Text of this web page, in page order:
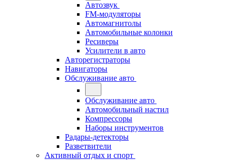
Автозвук
FM-модуляторы
Автомагнитолы
Автомобильные колонки
Ресиверы
Усилители в авто
Авторегистраторы
Навигаторы
Обслуживание авто
Обслуживание авто
Автомобильный настил
Компрессоры
Наборы инструментов
Радары-детекторы
Разветвители
Активный отдых и спорт